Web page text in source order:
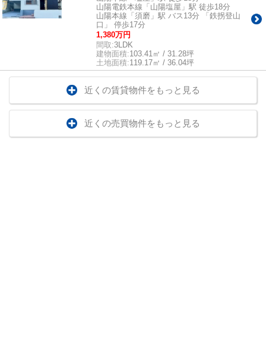
山陽電鉄本線「山陽塩屋」駅 徒歩18分
山陽本線「須磨」駅 バス13分 「鉄拐登山
口」 停歩17分
1,380万円
間取:3LDK
建物面積:103.41㎡ / 31.28坪
土地面積:119.17㎡ / 36.04坪
近くの賃貸物件をもっと見る
近くの売買物件をもっと見る